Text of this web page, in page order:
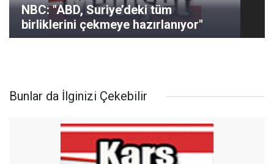
NBC: "ABD, Suriye’deki tüm
birliklerini çekmeye hazırlanıyor"
Bunlar da İlginizi Çekebilir